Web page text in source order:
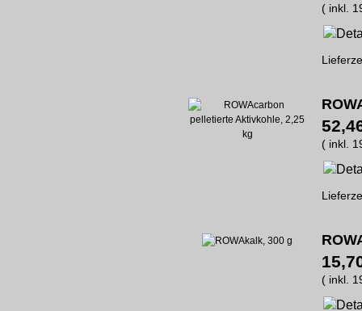
( inkl.
( inkl.
( inkl.